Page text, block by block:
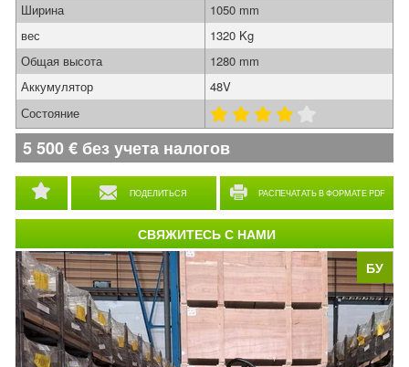
БУ
ПОДЕЛИТЬСЯ РАСПЕЧАТАТЬ В ФОРМАТЕ PDF
Ширина
1050 mm
вес
1320 Kg
Общая высота
1280 mm
Аккумулятор
48V
Состояние
5 500€ без учета налогов
СВЯЖИТЕСЬ С НАМИ